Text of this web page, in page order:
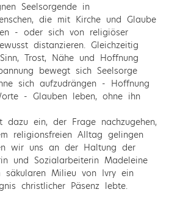
Seelsorgende in
die mit Kirche und Glaube
- oder sich von religiöser
distanzieren. Gleichzeitig
Trost, Nähe und Hoffnung
bewegt sich Seelsorge
sich aufzudrängen - Hoffnung
- Glauben leben, ohne ihn
dazu ein, der Frage nachzugehen,
religionsfreien Alltag gelingen
wir uns an der Haltung der
und Sozialarbeiterin Madeleine
säkularen Milieu von Ivry ein
christlicher Päsenz lebte.